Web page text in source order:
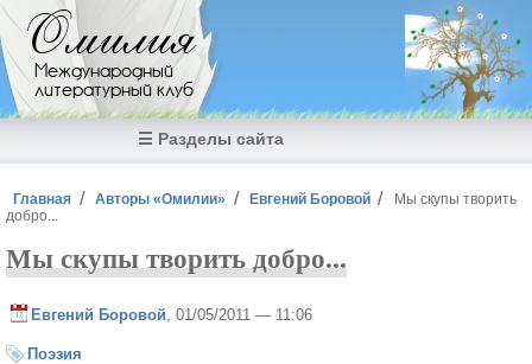
Перейти к основному содержанию
Омилия
Международный
литературный клуб
☰ Разделы сайта
Вы здесь
Главная Авторы «Омилии» Евгений Боровой
Мы скупы творить
добро...
Мы скупы творить добро...
Евгений Боровой , 01/05/2011 — 11:06
Поэзия